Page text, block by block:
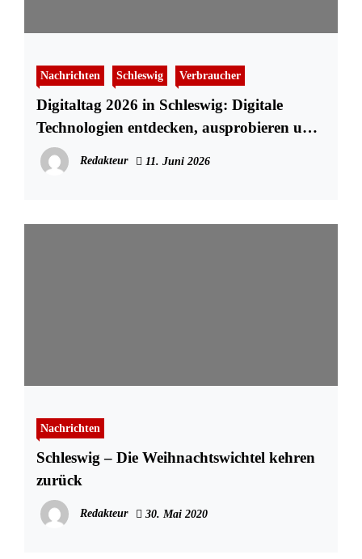
Nachrichten Schleswig Verbraucher
Digitaltag 2026 in Schleswig: Digitale
Technologien entdecken, ausprobieren und
mitgestalten
Redakteur 11. Juni 2026
Nachrichten
Schleswig – Die Weihnachtswichtel kehren
zurück
Redakteur 30. Mai 2020